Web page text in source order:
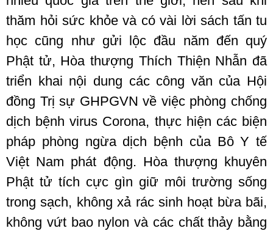
thăm hỏi sức khỏe và có vài lời sách tấn tu
học cũng như gửi lộc đầu năm đến quý
Phật tử, Hòa thượng Thích Thiện Nhẫn đã
triển khai nội dung các công văn của Hội
đồng Trị sự GHPGVN về việc phòng chống
dịch bệnh virus Corona, thực hiện các biện
pháp phòng ngừa dịch bệnh của Bô Y tế
Việt Nam phát động. Hòa thượng khuyên
Phật tử tích cực gìn giữ môi trường sống
trong sạch, không xả rác sinh hoạt bừa bãi,
không vứt bao nylon và các chất thảy bằng